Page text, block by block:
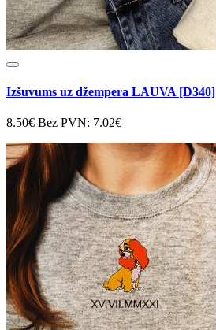
Izšuvums uz džempera LAUVA [D340]
8.50€ Bez PVN: 7.02€